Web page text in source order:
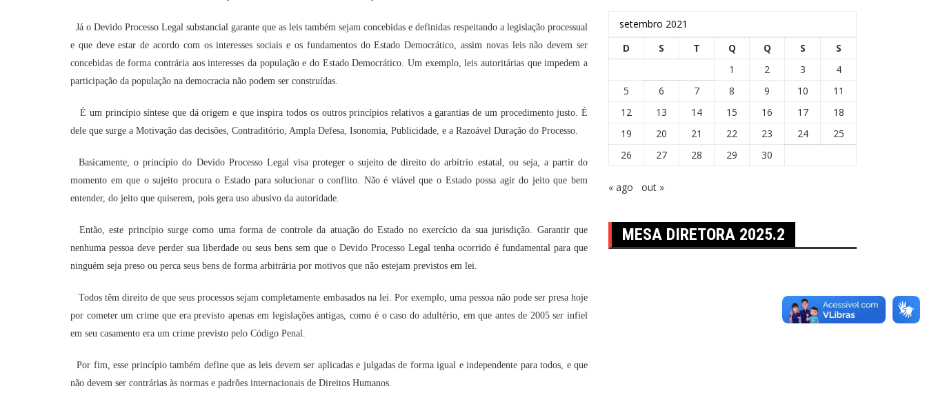
Já o Devido Processo Legal substancial garante que as leis também sejam concebidas e definidas respeitando a legislação processual
e que deve estar de acordo com os interesses sociais e os fundamentos do Estado Democrático, assim novas leis não devem ser
concebidas de forma contrária aos interesses da população e do Estado Democrático. Um exemplo, leis autoritárias que impedem a
participação da população na democracia não podem ser construídas.
É um princípio síntese que dá origem e que inspira todos os outros princípios relativos a garantias de um procedimento justo. É
dele que surge a Motivação das decisões, Contraditório, Ampla Defesa, Isonomia, Publicidade, e a Razoável Duração do Processo.
Basicamente, o princípio do Devido Processo Legal visa proteger o sujeito de direito do arbítrio estatal, ou seja, a partir do
momento em que o sujeito procura o Estado para solucionar o conflito. Não é viável que o Estado possa agir do jeito que bem
entender, do jeito que quiserem, pois gera uso abusivo da autoridade.
Então, este princípio surge como uma forma de controle da atuação do Estado no exercício da sua jurisdição. Garantir que
nenhuma pessoa deve perder sua liberdade ou seus bens sem que o Devido Processo Legal tenha ocorrido é fundamental para que
ninguém seja preso ou perca seus bens de forma arbitrária por motivos que não estejam previstos em lei.
Todos têm direito de que seus processos sejam completamente embasados na lei. Por exemplo, uma pessoa não pode ser presa hoje
por cometer um crime que era previsto apenas em legislações antigas, como é o caso do adultério, em que antes de 2005 ser infiel
em seu casamento era um crime previsto pelo Código Penal.
Por fim, esse princípio também define que as leis devem ser aplicadas e julgadas de forma igual e independente para todos, e que
não devem ser contrárias às normas e padrões internacionais de Direitos Humanos.
setembro 2021
D
S T Q Q S
S
1
2 3
4
5
6 7 8 9 10
11
12
13 14 15 16 17
18
19
20 21 22 23 24
25
26
27 28 29 30
« ago out »
MESA DIRETORA 2025.2